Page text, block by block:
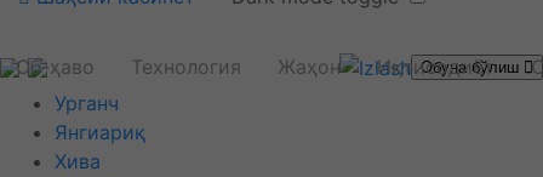
Об-ҳаво Технология Жаҳон Иқтисодиёт
Обуна бўлиш
Урганч
Янгиариқ
Хива